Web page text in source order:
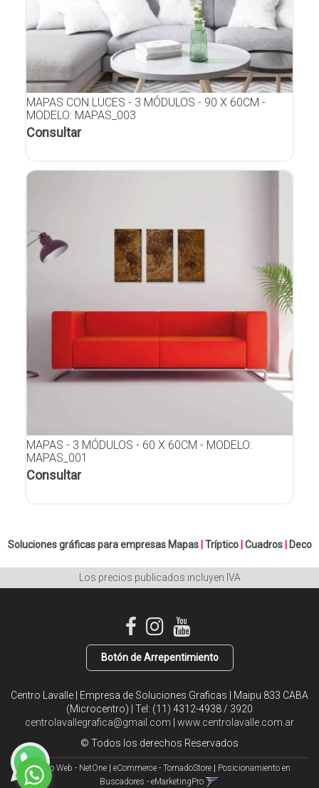
MAPAS CON LUCES - 3 MÓDULOS - 90 X 60CM -
MODELO: MAPAS_003
Consultar
MAPAS - 3 MÓDULOS - 60 X 60CM - MODELO:
MAPAS_001
Consultar
Soluciones gráficas para empresas Mapas|Tríptico|Cuadros| Deco
Los precios publicados incluyen IVA
Botón de Arrepentimiento
Centro Lavalle | Empresa de Soluciones Graficas | Maipu 833 CABA
(Microcentro) | Tel: (11) 4312-4938 / 3920
centrolavallegrafica@gmail.com | www.centrolavalle.com.ar
© Todos los derechos Reservados
Diseño Web - NetOne | eCommerce - TornadoStore | Posicionamiento en
Buscadores - eMarketingPro